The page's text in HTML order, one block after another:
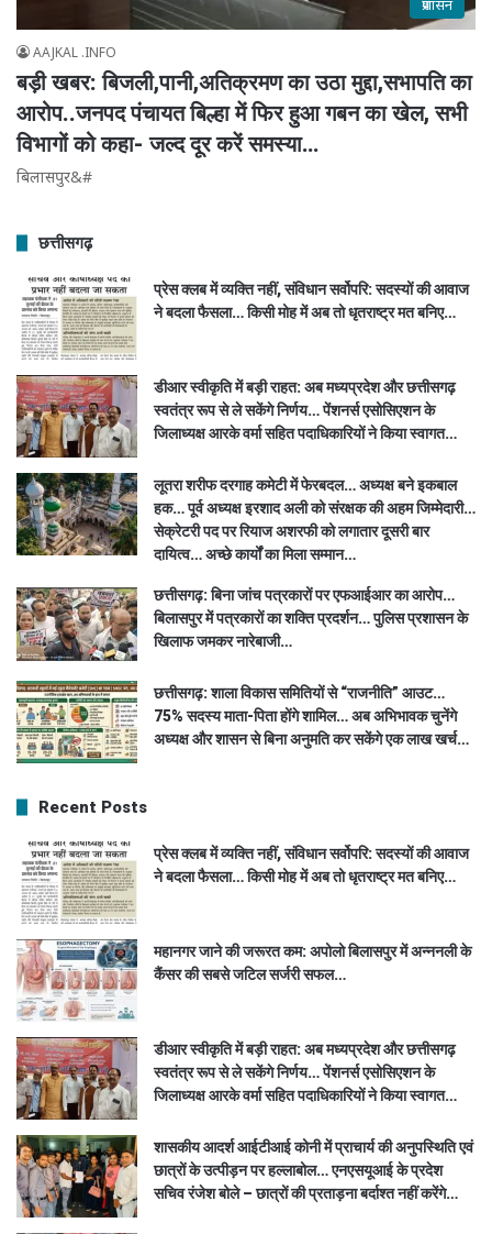
प्रशासन
AAJKAL .INFO
बड़ी खबर: बिजली,पानी,अतिक्रमण का उठा मुद्दा,सभापति का
आरोप..जनपद पंचायत बिल्हा में फिर हुआ गबन का खेल, सभी
विभागों को कहा- जल्द दूर करें समस्या…
बिलासपुर&#
छत्तीसगढ़
प्रेस क्लब में व्यक्ति नहीं, संविधान सर्वोपरि: सदस्यों की आवाज
ने बदला फैसला… किसी मोह में अब तो धृतराष्ट्र मत बनिए…
डीआर स्वीकृति में बड़ी राहत: अब मध्यप्रदेश और छत्तीसगढ़
स्वतंत्र रूप से ले सकेंगे निर्णय… पेंशनर्स एसोसिएशन के
जिलाध्यक्ष आरके वर्मा सहित पदाधिकारियों ने किया स्वागत…
लूतरा शरीफ दरगाह कमेटी में फेरबदल… अध्यक्ष बने इकबाल
हक… पूर्व अध्यक्ष इरशाद अली को संरक्षक की अहम जिम्मेदारी…
सेक्रेटरी पद पर रियाज अशरफी को लगातार दूसरी बार
दायित्व… अच्छे कार्यों का मिला सम्मान…
छत्तीसगढ़: बिना जांच पत्रकारों पर एफआईआर का आरोप…
बिलासपुर में पत्रकारों का शक्ति प्रदर्शन… पुलिस प्रशासन के
खिलाफ जमकर नारेबाजी…
छत्तीसगढ़: शाला विकास समितियों से “राजनीति” आउट…
75% सदस्य माता-पिता होंगे शामिल… अब अभिभावक चुनेंगे
अध्यक्ष और शासन से बिना अनुमति कर सकेंगे एक लाख खर्च…
Recent Posts
प्रेस क्लब में व्यक्ति नहीं, संविधान सर्वोपरि: सदस्यों की आवाज
ने बदला फैसला… किसी मोह में अब तो धृतराष्ट्र मत बनिए…
महानगर जाने की जरूरत कम: अपोलो बिलासपुर में अन्ननली के
कैंसर की सबसे जटिल सर्जरी सफल…
डीआर स्वीकृति में बड़ी राहत: अब मध्यप्रदेश और छत्तीसगढ़
स्वतंत्र रूप से ले सकेंगे निर्णय… पेंशनर्स एसोसिएशन के
जिलाध्यक्ष आरके वर्मा सहित पदाधिकारियों ने किया स्वागत…
शासकीय आदर्श आईटीआई कोनी में प्राचार्य की अनुपस्थिति एवं
छात्रों के उत्पीड़न पर हल्लाबोल… एनएसयूआई के प्रदेश
सचिव रंजेश बोले – छात्रों की प्रताड़ना बर्दाश्त नहीं करेंगे…